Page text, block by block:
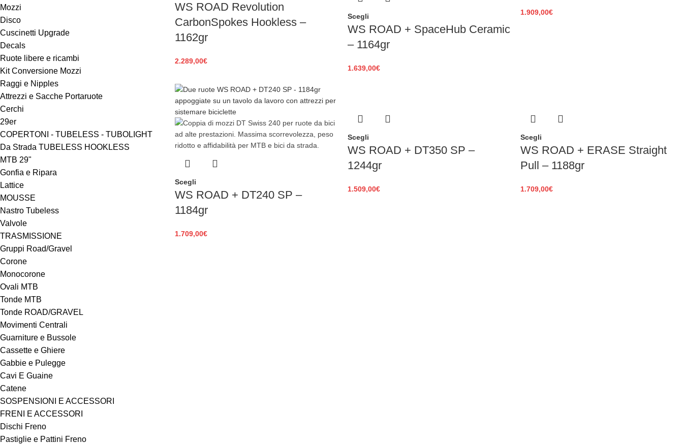
Mozzi
Disco
Cuscinetti Upgrade
Decals
Ruote libere e ricambi
Kit Conversione Mozzi
Raggi e Nipples
Attrezzi e Sacche Portaruote
Cerchi
29er
COPERTONI - TUBELESS - TUBOLIGHT
Da Strada TUBELESS HOOKLESS
MTB 29"
Gonfia e Ripara
Lattice
MOUSSE
Nastro Tubeless
Valvole
TRASMISSIONE
Gruppi Road/Gravel
Corone
Monocorone
Ovali MTB
Tonde MTB
Tonde ROAD/GRAVEL
Movimenti Centrali
Guarniture e Bussole
Cassette e Ghiere
Gabbie e Pulegge
Cavi E Guaine
Catene
SOSPENSIONI E ACCESSORI
FRENI E ACCESSORI
Dischi Freno
Pastiglie e Pattini Freno
WS ROAD Revolution
CarbonSpokes Hookless –
1162gr
2.289,00€
Scegli
WS ROAD + SpaceHub Ceramic
– 1164gr
1.639,00€
1.909,00€
Scegli
WS ROAD + DT240 SP –
1184gr
1.709,00€
Scegli
WS ROAD + DT350 SP –
1244gr
1.509,00€
Scegli
WS ROAD + ERASE Straight
Pull – 1188gr
1.709,00€